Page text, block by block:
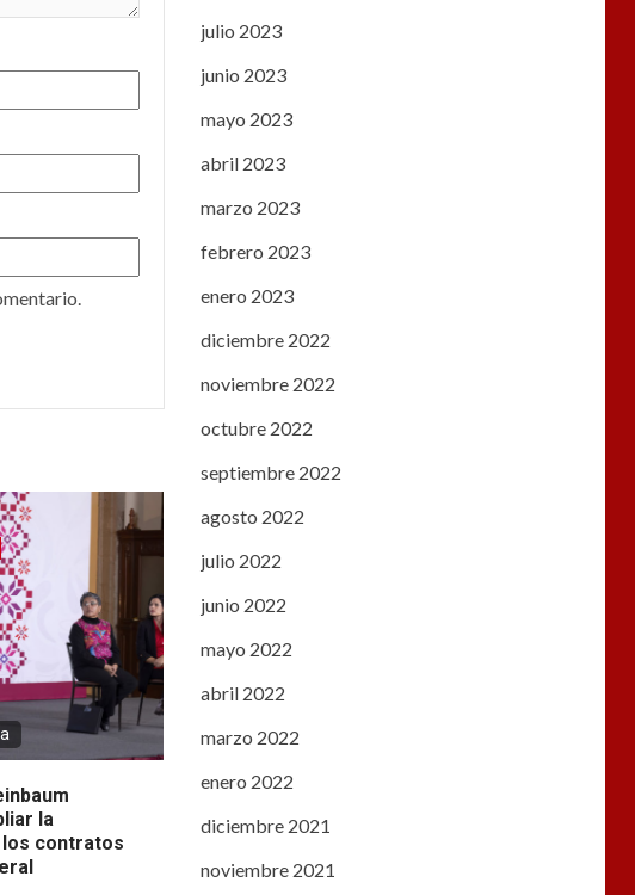
la
contratos
julio 2023
junio 2023
mayo 2023
abril 2023
marzo 2023
febrero 2023
enero 2023
diciembre 2022
noviembre 2022
octubre 2022
septiembre 2022
agosto 2022
julio 2022
junio 2022
mayo 2022
abril 2022
marzo 2022
enero 2022
diciembre 2021
noviembre 2021